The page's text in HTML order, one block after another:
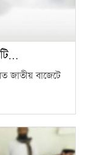
জাতীয় বাজেটে